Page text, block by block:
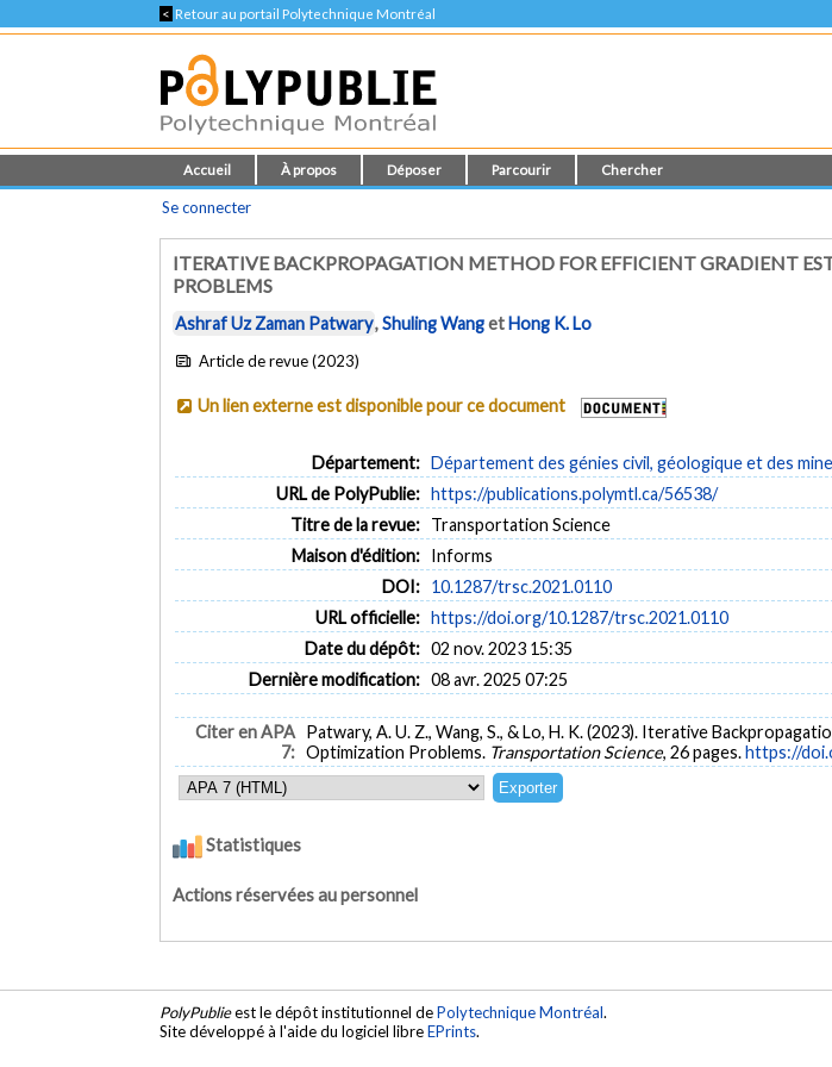
< Retour au portail Polytechnique Montréal
Accueil À propos Déposer Parcourir Chercher
Se connecter
ITERATIVE BACKPROPAGATION METHOD FOR EFFICIENT GRADIENT
PROBLEMS
Ashraf Uz Zaman Patwary,Shuling WangetHong K. Lo
Article de revue (2023)
Un lien externe est disponible pour ce document
Département: Département des génies civil, géologique et des
URL de PolyPublie: https://publications.polymtl.ca/56538/
Titre de la revue: Transportation Science
Maison d'édition: Informs
DOI: 10.1287/trsc.2021.0110
URL officielle: https://doi.org/10.1287/trsc.2021.0110
Date du dépôt: 02 nov. 2023 15:35
Dernière modification: 08 avr. 2025 07:25
Citer en APA
7:
Patwary, A. U. Z., Wang, S., & Lo, H. K. (2023). Iterative
Optimization Problems. Transportation Science, 26 pages.https://
Statistiques
Actions réservées au personnel
PolyPublieest le dépôt institutionnel dePolytechnique Montréal.
Site développé à l'aide du logiciel libreEPrints.